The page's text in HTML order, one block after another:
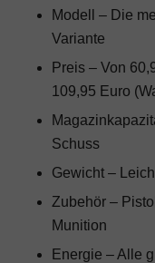
Modell – Die
Variante
Preis – Von
109,95 Euro
Schuss
Gewicht –
Zubehör –
Munition
Energie – Alle